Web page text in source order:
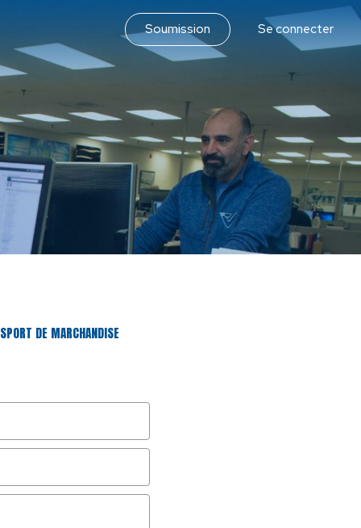
Soumission Se connecter
DE MARCHANDISE